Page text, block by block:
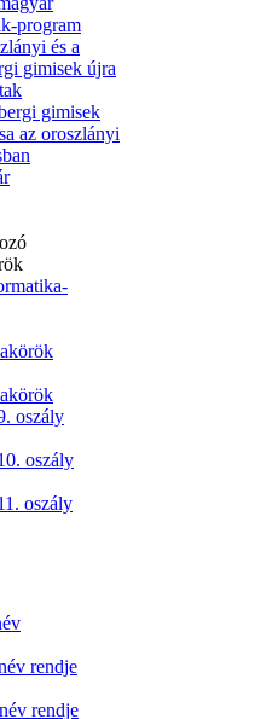
program
és a
gimisek újra
gimisek
az oroszlányi
oszály
oszály
oszály
rendje
rendje